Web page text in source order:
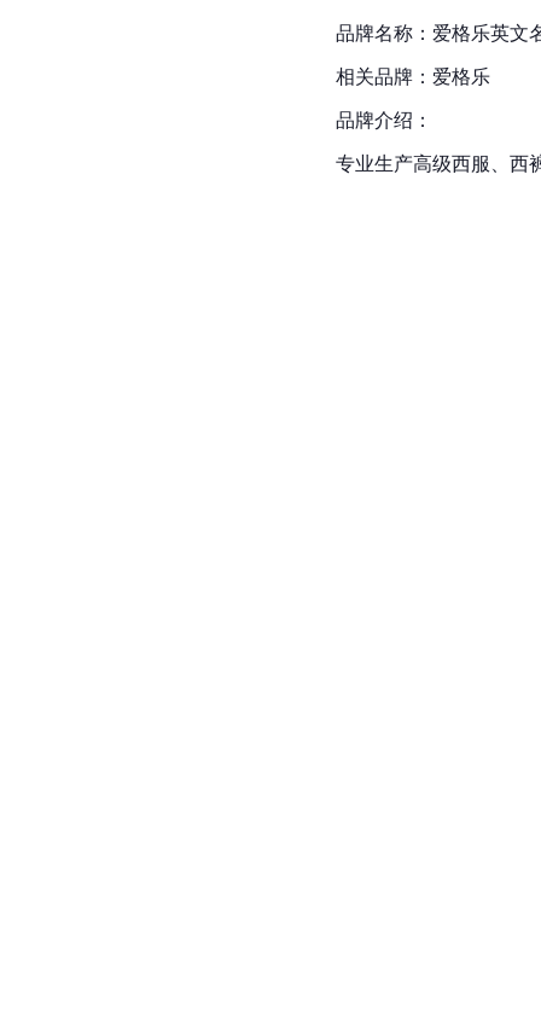
品牌名称：爱格乐英文
相关品牌：爱格乐
品牌介绍：
专业生产高级西服、西